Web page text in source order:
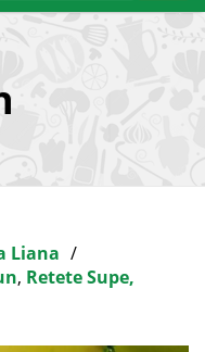
Liana
, Retete Supe,